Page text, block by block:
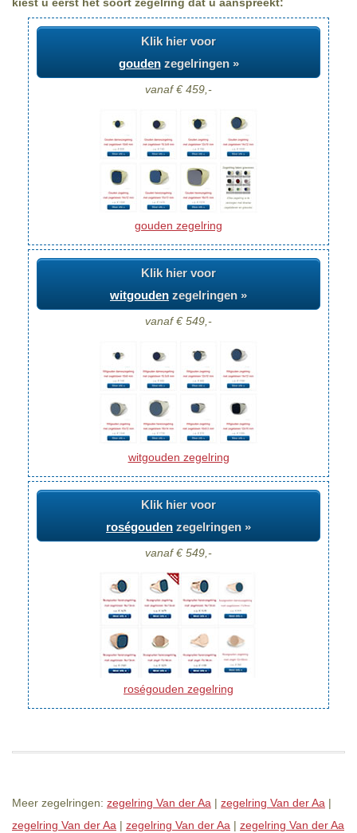
Klik hier voor
goudenzegelringen »
vanaf € 459,-
gouden zegelring
Klik hier voor
witgouden zegelringen »
vanaf € 549,-
witgouden zegelring
Klik hier voor
roségouden zegelringen »
vanaf € 549,-
roségouden zegelring
Meer zegelringen: zegelring Van der Aa | zegelring Van der Aa |
zegelring Van der Aa | zegelring Van der Aa | zegelring Van der Aa